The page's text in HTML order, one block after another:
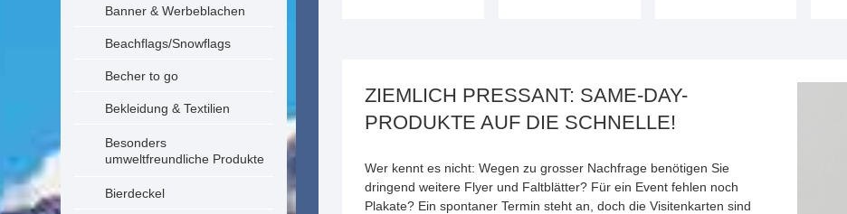
Banner & Werbeblachen
Beachflags/Snowflags
Becher to go
Bekleidung & Textilien
Besonders
umweltfreundliche Produkte
Bierdeckel
ZIEMLICH PRESSANT: SAME-DAY-
PRODUKTE AUF DIE SCHNELLE!
Wer kennt es nicht: Wegen zu grosser Nachfrage benötigen Sie
dringend weitere Flyer und Faltblätter? Für ein Event fehlen noch
Plakate? Ein spontaner Termin steht an, doch die Visitenkarten sind